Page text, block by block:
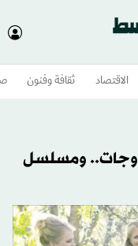
الاقتصاد ثقافة وفنون
ومسلسل